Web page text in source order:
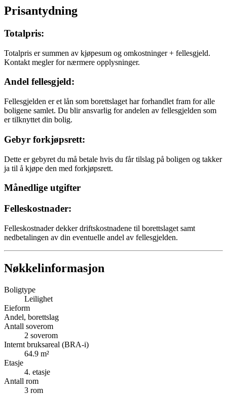
Prisantydning
Totalpris:
Totalpris er summen av kjøpesum og omkostninger + fellesgjeld.
Kontakt megler for nærmere opplysninger.
Andel fellesgjeld:
Fellesgjelden er et lån som borettslaget har forhandlet fram for alle
boligene samlet. Du blir ansvarlig for andelen av fellesgjelden som
er tilknyttet din bolig.
Gebyr forkjøpsrett:
Dette er gebyret du må betale hvis du får tilslag på boligen og takker
ja til å kjøpe den med forkjøpsrett.
Månedlige utgifter
Felleskostnader:
Felleskostnader dekker driftskostnadene til borettslaget samt
nedbetalingen av din eventuelle andel av fellesgjelden.
Nøkkelinformasjon
Boligtype
Leilighet
Eieform
Andel, borettslag
Antall soverom
2 soverom
Internt bruksareal (BRA-i)
64.9 m²
Etasje
4. etasje
Antall rom
3 rom